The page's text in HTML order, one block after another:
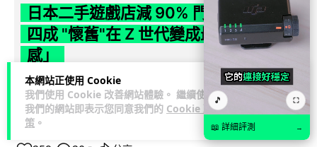
本網站正使用 Cookie
我們使用 Cookie 改善網站體驗。 繼續使用
我們的網站即表示您同意我們的 Cookie 政
策 。
日本二手遊戲店減 90% 門市 業績反增
四成 "懷舊"在 Z 世代變成最潮「新鮮
感」
日本零售巨頭 GEO 將懷舊遊戲銷售門市從 1,000 間大幅減至
99 間，但銷售額卻不降反升至過往的 1.4 倍。做到「減店增
收」奇蹟，...
閱讀全文
🎵 ⛶
📖 詳細評測 →